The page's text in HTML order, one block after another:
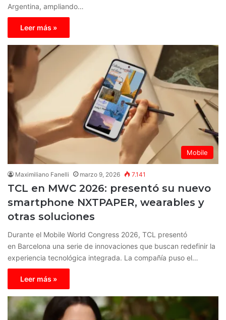
Argentina, ampliando…
Leer más »
Mobile
Maximiliano Fanelli marzo 9, 2026 7.141
TCL en MWC 2026: presentó su nuevo
smartphone NXTPAPER, wearables y
otras soluciones
Durante el Mobile World Congress 2026, TCL presentó
en Barcelona una serie de innovaciones que buscan redefinir la
experiencia tecnológica integrada. La compañía puso el…
Leer más »